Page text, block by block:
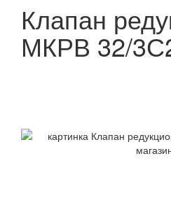
Клапан
МКРВ 32/